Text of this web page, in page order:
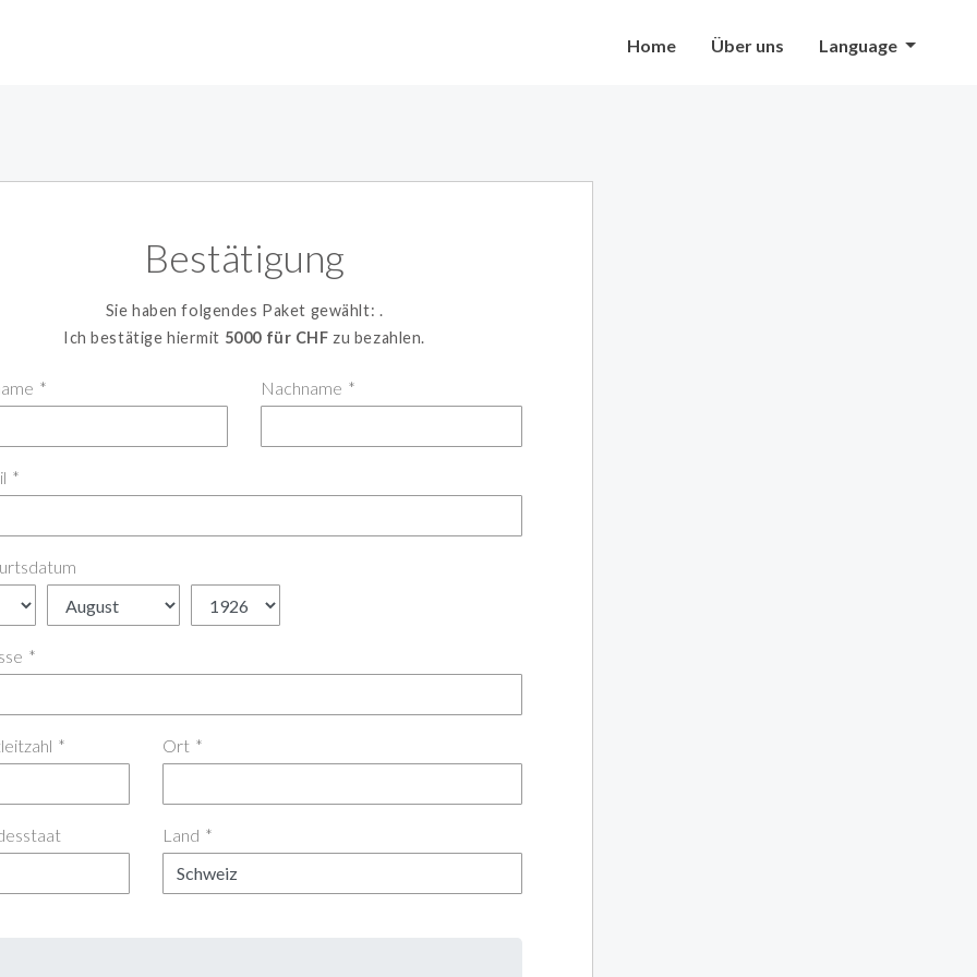
Home Über uns Language
Bestätigung
Sie haben folgendes Paket gewählt: .
Ich bestätige hiermit 5000 für CHF zu bezahlen.
* *
Nachname
*
*
* *
Ort
*
Land